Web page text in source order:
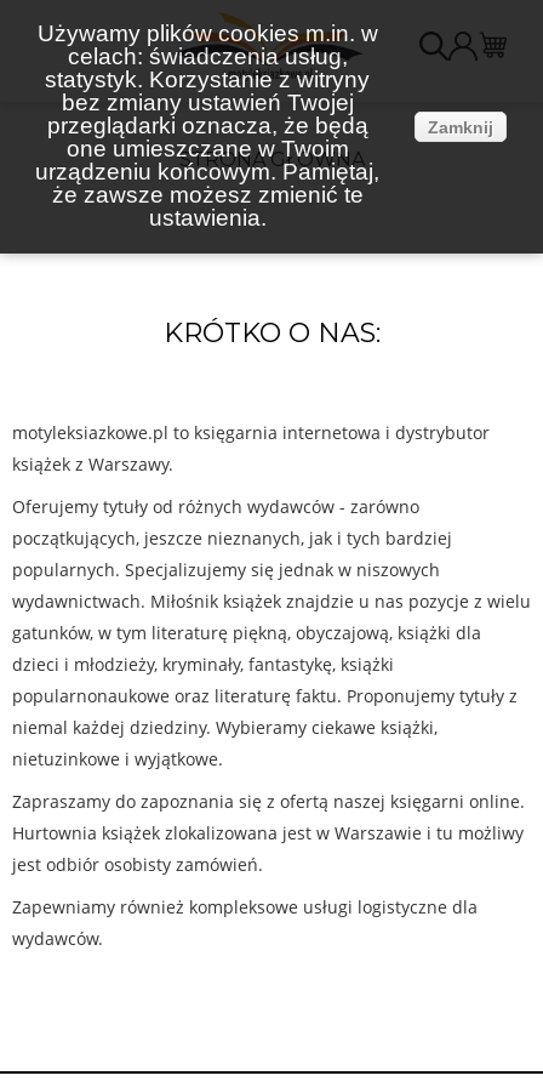
Używamy plików cookies m.in. w
celach: świadczenia usług,
statystyk. Korzystanie z witryny
bez zmiany ustawień Twojej
przeglądarki oznacza, że będą
one umieszczane w Twoim
urządzeniu końcowym. Pamiętaj,
że zawsze możesz zmienić te
ustawienia.
Zamknij
STRONA GŁÓWNA
KRÓTKO O NAS:
motyleksiazkowe.pl to księgarnia internetowa i dystrybutor
książek z Warszawy.
Oferujemy tytuły od różnych wydawców - zarówno
początkujących, jeszcze nieznanych, jak i tych bardziej
popularnych. Specjalizujemy się jednak w niszowych
wydawnictwach. Miłośnik książek znajdzie u nas pozycje z wielu
gatunków, w tym literaturę piękną, obyczajową, książki dla
dzieci i młodzieży, kryminały, fantastykę, książki
popularnonaukowe oraz literaturę faktu. Proponujemy tytuły z
niemal każdej dziedziny. Wybieramy ciekawe książki,
nietuzinkowe i wyjątkowe.
Zapraszamy do zapoznania się z ofertą naszej księgarni online.
Hurtownia książek zlokalizowana jest w Warszawie i tu możliwy
jest odbiór osobisty zamówień.
Zapewniamy również kompleksowe usługi logistyczne dla
wydawców.